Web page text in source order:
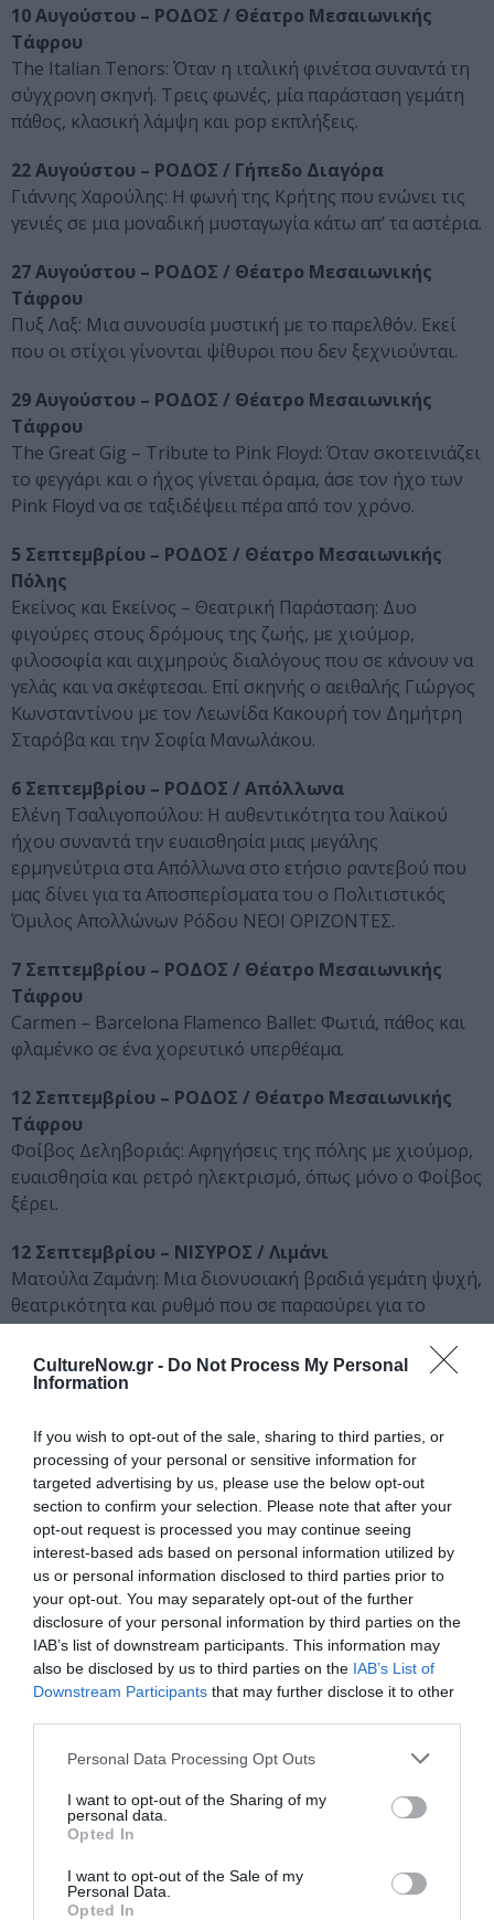
CultureNow.gr - Do Not Process My Personal
Information
If you wish to opt-out of the sale, sharing to third parties, or
processing of your personal or sensitive information for
targeted advertising by us, please use the below opt-out
section to confirm your selection. Please note that after your
opt-out request is processed you may continue seeing
interest-based ads based on personal information utilized by
us or personal information disclosed to third parties prior to
your opt-out. You may separately opt-out of the further
disclosure of your personal information by third parties on the
IAB’s list of downstream participants. This information may
also be disclosed by us to third parties on the IAB’s List of
Downstream Participants that may further disclose it to other
Personal Data Processing Opt Outs
I want to opt-out of the Sharing of my
personal data.
Opted In
I want to opt-out of the Sale of my
Personal Data.
Opted In
10 Αυγούστου – ΡΟΔΟΣ / Θέατρο Μεσαιωνικής
Τάφρου
The Italian Tenors: Όταν η ιταλική φινέτσα συναντά τη
σύγχρονη σκηνή. Τρεις φωνές, μία παράσταση γεμάτη
πάθος, κλασική λάμψη και pop εκπλήξεις.
22 Αυγούστου – ΡΟΔΟΣ / Γήπεδο Διαγόρα
Γιάννης Χαρούλης: Η φωνή της Κρήτης που ενώνει τις
γενιές σε μια μοναδική μυσταγωγία κάτω απ’ τα αστέρια.
27 Αυγούστου – ΡΟΔΟΣ / Θέατρο Μεσαιωνικής
Τάφρου
Πυξ Λαξ: Μια συνουσία μυστική με το παρελθόν. Εκεί
που οι στίχοι γίνονται ψίθυροι που δεν ξεχνιούνται.
29 Αυγούστου – ΡΟΔΟΣ / Θέατρο Μεσαιωνικής
Τάφρου
The Great Gig – Tribute to Pink Floyd: Όταν σκοτεινιάζει
το φεγγάρι και ο ήχος γίνεται όραμα, άσε τον ήχο των
Pink Floyd να σε ταξιδέψειι πέρα από τον χρόνο.
5 Σεπτεμβρίου – ΡΟΔΟΣ / Θέατρο Μεσαιωνικής
Πόλης
Εκείνος και Εκείνος – Θεατρική Παράσταση: Δυο
φιγούρες στους δρόμους της ζωής, με χιούμορ,
φιλοσοφία και αιχμηρούς διαλόγους που σε κάνουν να
γελάς και να σκέφτεσαι. Επί σκηνής ο αειθαλής Γιώργος
Κωνσταντίνου με τον Λεωνίδα Κακουρή τον Δημήτρη
Σταρόβα και την Σοφία Μανωλάκου.
6 Σεπτεμβρίου – ΡΟΔΟΣ / Απόλλωνα
Ελένη Τσαλιγοπούλου: Η αυθεντικότητα του λαϊκού
ήχου συναντά την ευαισθησία μιας μεγάλης
ερμηνεύτρια στα Απόλλωνα στο ετήσιο ραντεβού που
μας δίνει για τα Αποσπερίσματα του ο Πολιτιστικός
Όμιλος Απολλώνων Ρόδου ΝΕΟΙ ΟΡΙΖΟΝΤΕΣ.
7 Σεπτεμβρίου – ΡΟΔΟΣ / Θέατρο Μεσαιωνικής
Τάφρου
Carmen – Barcelona Flamenco Ballet: Φωτιά, πάθος και
φλαμένκο σε ένα χορευτικό υπερθέαμα.
12 Σεπτεμβρίου – ΡΟΔΟΣ / Θέατρο Μεσαιωνικής
Τάφρου
Φοίβος Δεληβοριάς: Αφηγήσεις της πόλης με χιούμορ,
ευαισθησία και ρετρό ηλεκτρισμό, όπως μόνο ο Φοίβος
ξέρει.
12 Σεπτεμβρίου – ΝΙΣΥΡΟΣ / Λιμάνι
Ματούλα Ζαμάνη: Μια διονυσιακή βραδιά γεμάτη ψυχή,
θεατρικότητα και ρυθμό που σε παρασύρει για το
κλείσιμο του 3ου Geo Festival Νισύρου.
Ταυτότητα Εκδήλωσης
Ημερομηνία:
Από: 11/07/2025 Εως: 12/09/2025
Τοποθεσία:
Διάφορες τοποθεσίες (δείτε το αναλυτικό πρόγραμμα)
Ακολουθήστε το Culturenow.gr στο Google News
μάθετε πρώτοι όλες τις ειδήσεις
Νέοι Διαγωνισμοί❯
PINK FLOYD
POP - ROCK - ALTERNATIVE